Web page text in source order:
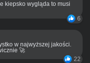
kiepsko wygląda to musi
6
w najwyższej jakości.
🚀
22